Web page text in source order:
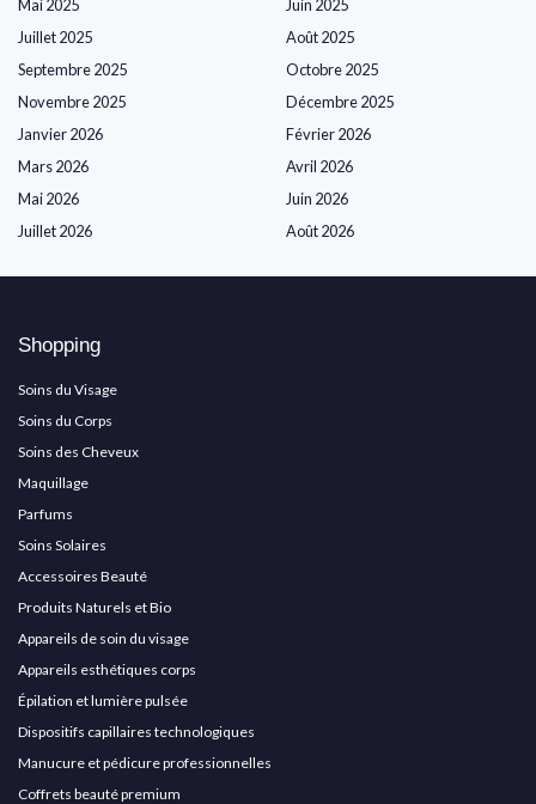
Mai 2025
Juin 2025
Juillet 2025
Août 2025
Septembre 2025
Octobre 2025
Novembre 2025
Décembre 2025
Janvier 2026
Février 2026
Mars 2026
Avril 2026
Mai 2026
Juin 2026
Juillet 2026
Août 2026
Shopping
Soins du Visage
Soins du Corps
Soins des Cheveux
Maquillage
Parfums
Soins Solaires
Accessoires Beauté
Produits Naturels et Bio
Appareils de soin du visage
Appareils esthétiques corps
Épilation et lumière pulsée
Dispositifs capillaires technologiques
Manucure et pédicure professionnelles
Coffrets beauté premium